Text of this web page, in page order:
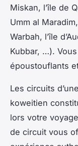
Miskan, l’île de
Umm al
Warbah, l’île
Kubbar, …).
époustouflants
Les circuits
koweitien
lors votre
de circuit vous